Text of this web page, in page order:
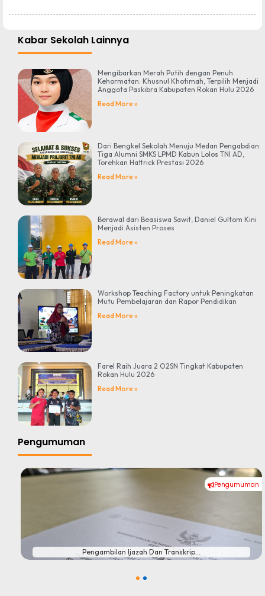
Kabar Sekolah Lainnya
Mengibarkan Merah Putih dengan Penuh
Kehormatan: Khusnul Khotimah, Terpilih Menjadi
Anggota Paskibra Kabupaten Rokan Hulu 2026
Read More »
Dari Bengkel Sekolah Menuju Medan Pengabdian:
Tiga Alumni SMKS LPMD Kabun Lolos TNI AD,
Torehkan Hattrick Prestasi 2026
Read More »
Berawal dari Beasiswa Sawit, Daniel Gultom Kini
Menjadi Asisten Proses
Read More »
Workshop Teaching Factory untuk Peningkatan
Mutu Pembelajaran dan Rapor Pendidikan
Read More »
Farel Raih Juara 2 O2SN Tingkat Kabupaten
Rokan Hulu 2026
Read More »
Pengumuman
Pengumuman
#
Pengambilan Ijazah Dan Transkrip...